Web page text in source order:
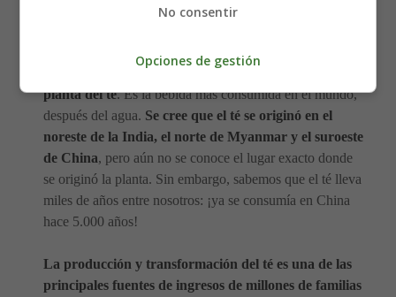
El té es una bebida elaborada con las hojas de la
planta del té. Es la bebida más consumida en el mundo,
después del agua. Se cree que el té se originó en el
noreste de la India, el norte de Myanmar y el suroeste
de China, pero aún no se conoce el lugar exacto donde
se originó la planta. Sin embargo, sabemos que el té lleva
miles de años entre nosotros: ¡ya se consumía en China
hace 5.000 años!
La producción y transformación del té es una de las
principales fuentes de ingresos de millones de familias
No consentir
Opciones de gestión